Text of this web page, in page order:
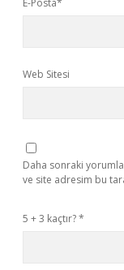
E-Posta*
Web Sitesi
Daha sonraki
ve site adresim bu
5 + 3 kaçtır?*